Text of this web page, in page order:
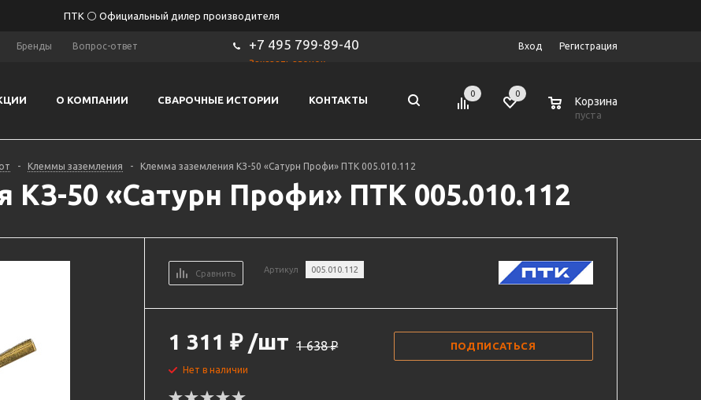
ПТК ⚪ Официальный дилер производителя
Бренды Вопрос-ответ +7 495 799-89-40
Заказать звонок
Вход Регистрация
О КОМПАНИИ СВАРОЧНЫЕ ИСТОРИИ КОНТАКТЫ
0 0
Корзина
пуста
- Клеммы заземления - Клемма заземления КЗ-50 «Сатурн Профи» ПТК 005.010.112
КЗ-50 «Сатурн Профи» ПТК 005.010.112
Сравнить Артикул 005.010.112
1 311 ₽ /шт 1 638₽
Нет в наличии
ПОДПИСАТЬСЯ